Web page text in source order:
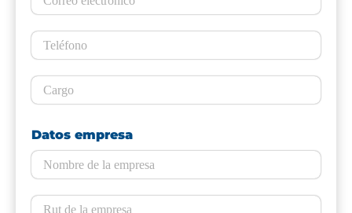
Datos empresa